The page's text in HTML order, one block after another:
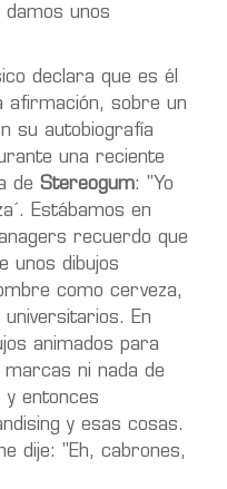
damos unos
declara que es él
afirmación, sobre un
su autobiografía
una reciente
de Stereogum: "Yo
Estábamos en
recuerdo que
unos dibujos
como cerveza,
En
animados para
marcas ni nada de
y entonces
y esas cosas.
dije: "Eh, cabrones,